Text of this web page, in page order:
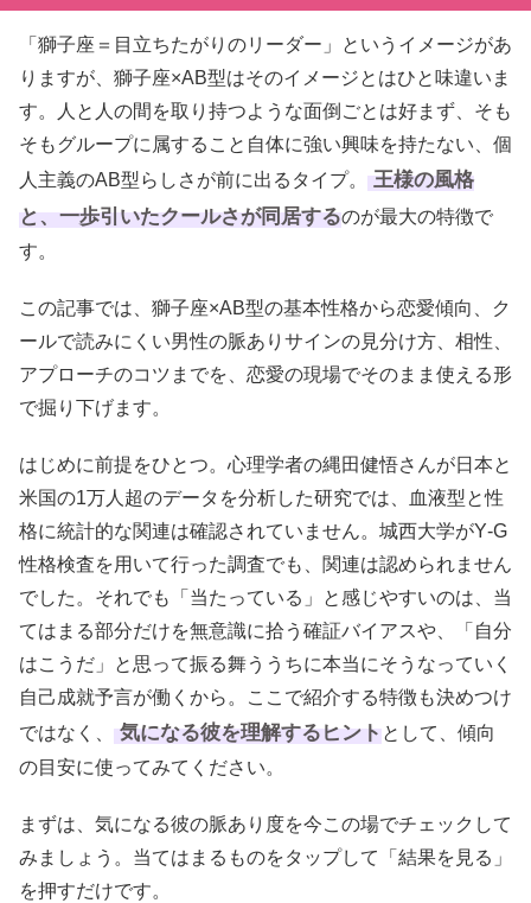
「獅子座＝目立ちたがりのリーダー」というイメージがあ
りますが、獅子座×AB型はそのイメージとはひと味違いま
す。人と人の間を取り持つような面倒ごとは好まず、そも
そもグループに属すること自体に強い興味を持たない、個
人主義のAB型らしさが前に出るタイプ。
王様の風格
と、一歩引いたクールさが同居するのが最大の特徴で
す。
この記事では、獅子座×AB型の基本性格から恋愛傾向、ク
ールで読みにくい男性の脈ありサインの見分け方、相性、
アプローチのコツまでを、恋愛の現場でそのまま使える形
で掘り下げます。
はじめに前提をひとつ。心理学者の縄田健悟さんが日本と
米国の1万人超のデータを分析した研究では、血液型と性
格に統計的な関連は確認されていません。城西大学がY‑G
性格検査を用いて行った調査でも、関連は認められません
でした。それでも「当たっている」と感じやすいのは、当
てはまる部分だけを無意識に拾う確証バイアスや、「自分
はこうだ」と思って振る舞ううちに本当にそうなっていく
自己成就予言が働くから。ここで紹介する特徴も決めつけ
ではなく、
気になる彼を理解するヒントとして、傾向
の目安に使ってみてください。
まずは、気になる彼の脈あり度を今この場でチェックして
みましょう。当てはまるものをタップして「結果を見る」
を押すだけです。